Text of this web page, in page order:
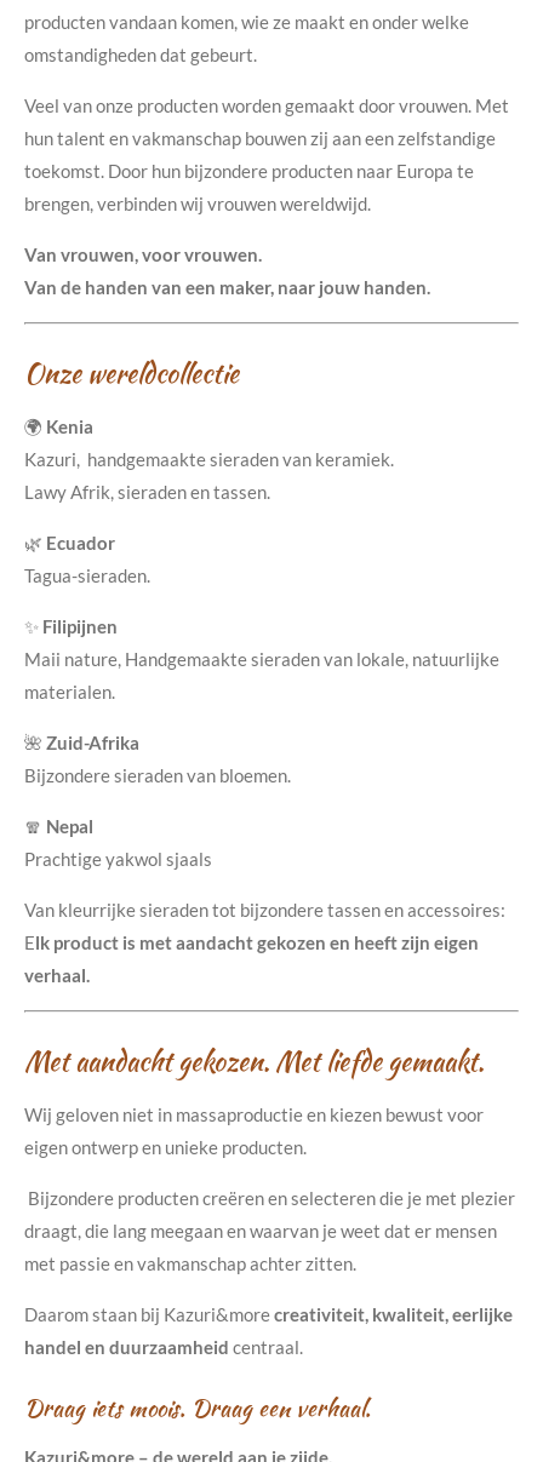
producten vandaan komen, wie ze maakt en onder welke
omstandigheden dat gebeurt.
Veel van onze producten worden gemaakt door vrouwen. Met
hun talent en vakmanschap bouwen zij aan een zelfstandige
toekomst. Door hun bijzondere producten naar Europa te
brengen, verbinden wij vrouwen wereldwijd.
Van vrouwen, voor vrouwen.
Van de handen van een maker, naar jouw handen.
Onze wereldcollectie
🌍 Kenia
Kazuri, handgemaakte sieraden van keramiek.
Lawy Afrik, sieraden en tassen.
🌿 Ecuador
Tagua-sieraden.
✨ Filipijnen
Maii nature, Handgemaakte sieraden van lokale, natuurlijke
materialen.
🌺 Zuid-Afrika
Bijzondere sieraden van bloemen.
🧣 Nepal
Prachtige yakwol sjaals
Van kleurrijke sieraden tot bijzondere tassen en accessoires:
Elk product is met aandacht gekozen en heeft zijn eigen
verhaal.
Met aandacht gekozen. Met liefde gemaakt.
Wij geloven niet in massaproductie en kiezen bewust voor
eigen ontwerp en unieke producten.
Bijzondere producten creëren en selecteren die je met plezier
draagt, die lang meegaan en waarvan je weet dat er mensen
met passie en vakmanschap achter zitten.
Daarom staan bij Kazuri&morecreativiteit, kwaliteit, eerlijke
handel en duurzaamheid centraal.
Draag iets moois. Draag een verhaal.
Kazuri&more – de wereld aan je zijde.